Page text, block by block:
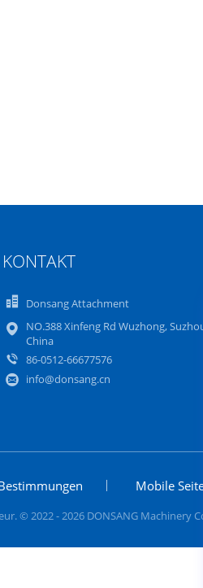
KONTAKT
Donsang Attachment
NO.388 Xinfeng Rd Wuzhong,
China
86-0512-66677576
info@donsang.cn
Mobile
© 2022 - 2026 DONSANG Machinery